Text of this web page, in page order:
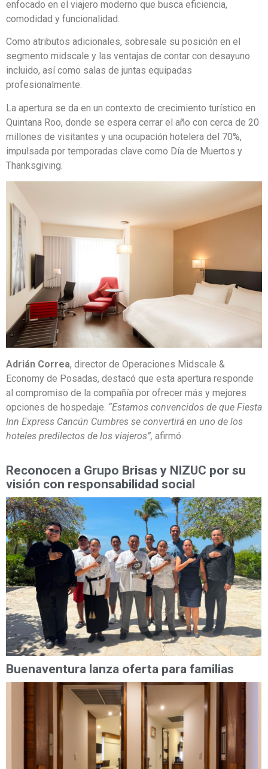
enfocado en el viajero moderno que busca eficiencia,
comodidad y funcionalidad.
Como atributos adicionales, sobresale su posición en el
segmento midscale y las ventajas de contar con desayuno
incluido, así como salas de juntas equipadas
profesionalmente.
La apertura se da en un contexto de crecimiento turístico en
Quintana Roo, donde se espera cerrar el año con cerca de 20
millones de visitantes y una ocupación hotelera del 70%,
impulsada por temporadas clave como Día de Muertos y
Thanksgiving.
Adrián Correa, director de Operaciones Midscale &
Economy de Posadas, destacó que esta apertura responde
al compromiso de la compañía por ofrecer más y mejores
opciones de hospedaje. “Estamos convencidos de que Fiesta
Inn Express Cancún Cumbres se convertirá en uno de los
hoteles predilectos de los viajeros”, afirmó.
Reconocen a Grupo Brisas y NIZUC por su
visión con responsabilidad social
Buenaventura lanza oferta para familias